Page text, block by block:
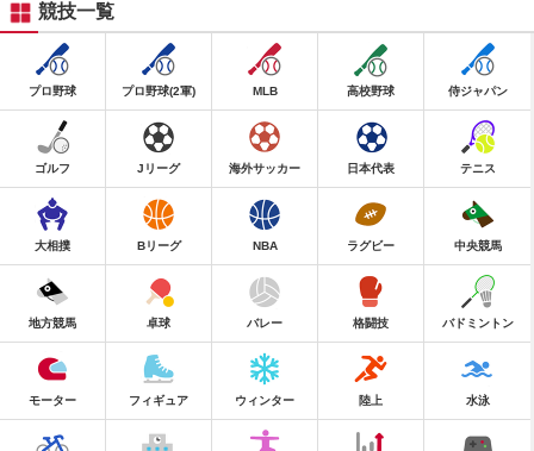
競技一覧
プロ野球 プロ野球(2軍) MLB 高校野球 侍ジャパン
ゴルフ Jリーグ 海外サッカー 日本代表 テニス
大相撲 Bリーグ NBA ラグビー 中央競馬
地方競馬 卓球 バレー 格闘技 バドミントン
モーター フィギュア ウィンター 陸上 水泳